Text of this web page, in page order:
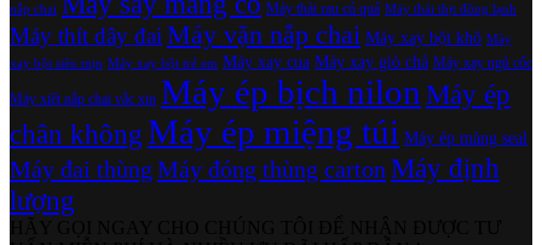
nắp chai Máy thái rau củ quả Máy thái thịt đông lạnh
Máy thít dây đai Máy vặn nắp chai Máy xay bột khô Máy
xay bột siêu mịn Máy xay bột trẻ em Máy xay cua Máy xay giò chả Máy xay ngũ cốc
Máy xiết nắp chai vắc xin Máy ép bịch nilon Máy ép
chân không Máy ép miệng túi Máy ép màng seal
Máy đai thùng Máy đóng thùng carton Máy định
lượng